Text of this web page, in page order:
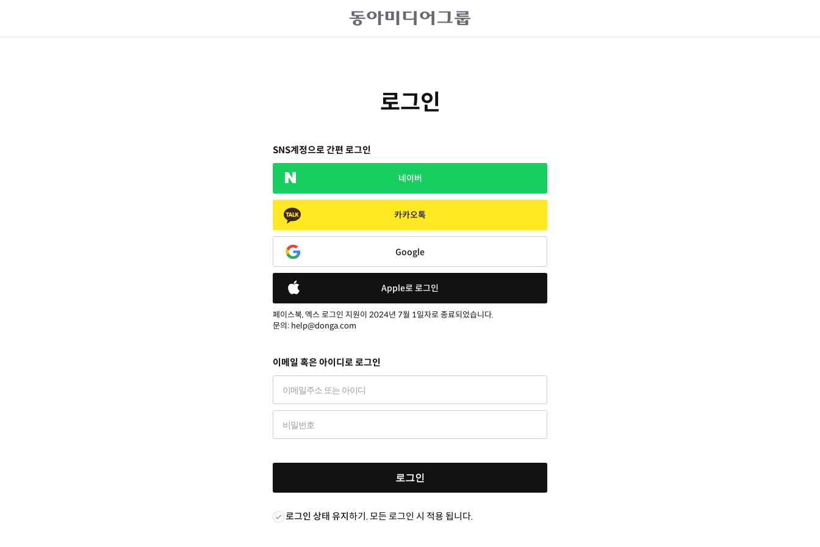
로그인
SNS계정으로 간편 로그인
네이버
카카오톡
Google
Apple로 로그인
페이스북, 엑스 로그인 지원이 2024년 7월 1일자로 종료되었습니다.
문의: help@donga.com
이메일 혹은 아이디로 로그인
로그인
로그인 상태 유지하기. 모든 로그인 시 적용 됩니다.